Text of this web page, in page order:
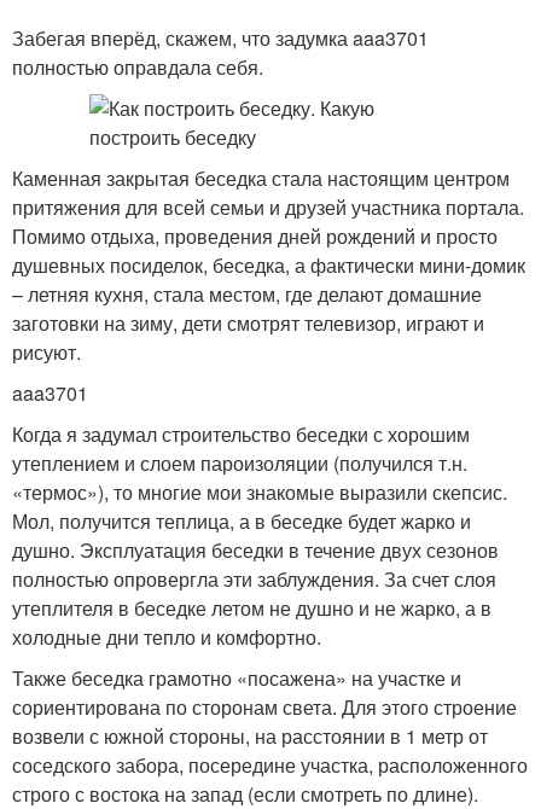
Забегая вперёд, скажем, что задумка aaa3701
полностью оправдала себя.
Каменная закрытая беседка стала настоящим центром
притяжения для всей семьи и друзей участника портала.
Помимо отдыха, проведения дней рождений и просто
душевных посиделок, беседка, а фактически мини-домик
– летняя кухня, стала местом, где делают домашние
заготовки на зиму, дети смотрят телевизор, играют и
рисуют.
aaa3701
Когда я задумал строительство беседки с хорошим
утеплением и слоем пароизоляции (получился т.н.
«термос»), то многие мои знакомые выразили скепсис.
Мол, получится теплица, а в беседке будет жарко и
душно. Эксплуатация беседки в течение двух сезонов
полностью опровергла эти заблуждения. За счет слоя
утеплителя в беседке летом не душно и не жарко, а в
холодные дни тепло и комфортно.
Также беседка грамотно «посажена» на участке и
сориентирована по сторонам света. Для этого строение
возвели с южной стороны, на расстоянии в 1 метр от
соседского забора, посередине участка, расположенного
строго с востока на запад (если смотреть по длине).